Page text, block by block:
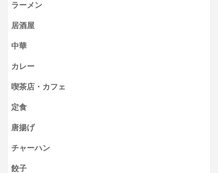
ラーメン
居酒屋
中華
カレー
喫茶店・カフェ
定食
唐揚げ
チャーハン
餃子